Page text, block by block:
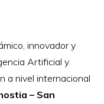
innovador y
Artificial y
a nivel internacional
– San